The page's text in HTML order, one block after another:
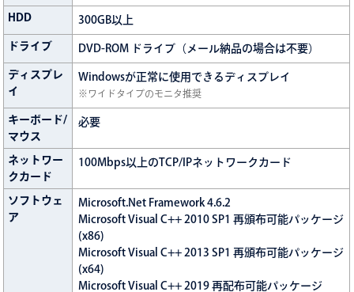
HDD 300GB以上
ドライブ DVD-ROM ドライブ（メール納品の場合は不要）
ディスプレ
イ
Windowsが正常に使用できるディスプレイ
※ワイドタイプのモニタ推奨
キーボード/
マウス
必要
ネットワー
クカード
100Mbps以上のTCP/IPネットワークカード
ソフトウェ
ア
Microsoft.Net Framework 4.6.2
Microsoft Visual C++ 2010 SP1 再頒布可能パッケージ
(x86)
Microsoft Visual C++ 2013 SP1 再頒布可能パッケージ
(x64)
Microsoft Visual C++ 2019 再配布可能パッケージ